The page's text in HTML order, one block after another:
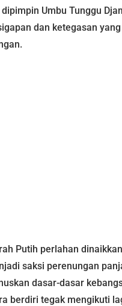
Umbu Tunggu
dan ketegasan
Putih perlahan
saksi perenungan
dasar-dasar
berdiri tegak mengikuti